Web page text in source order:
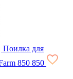
Поилка для
850 850